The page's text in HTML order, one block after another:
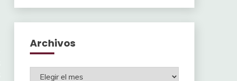
Archivos
Archivos